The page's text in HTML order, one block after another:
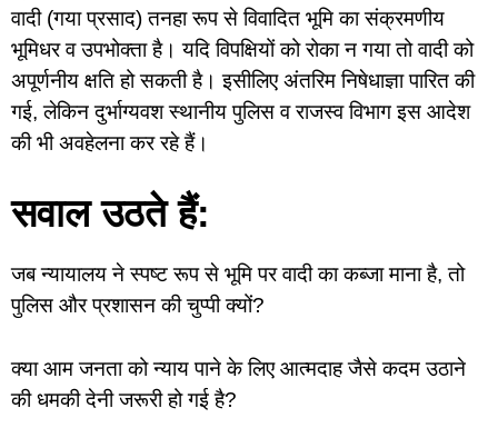
वादी (गया प्रसाद) तनहा रूप से विवादित भूमि का संक्रमणीय
भूमिधर व उपभोक्ता है। यदि विपक्षियों को रोका न गया तो वादी को
अपूर्णनीय क्षति हो सकती है। इसीलिए अंतरिम निषेधाज्ञा पारित की
गई, लेकिन दुर्भाग्यवश स्थानीय पुलिस व राजस्व विभाग इस आदेश
की भी अवहेलना कर रहे हैं।
सवाल उठते हैं:
जब न्यायालय ने स्पष्ट रूप से भूमि पर वादी का कब्जा माना है, तो
पुलिस और प्रशासन की चुप्पी क्यों?
क्या आम जनता को न्याय पाने के लिए आत्मदाह जैसे कदम उठाने
की धमकी देनी जरूरी हो गई है?